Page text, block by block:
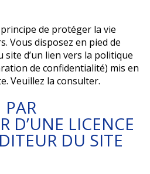
de protéger la vie
Vous disposez en pied de
site d’un lien vers la politique
de confidentialité) mis en
Veuillez la consulter.
PAR
D’UNE LICENCE
DU SITE